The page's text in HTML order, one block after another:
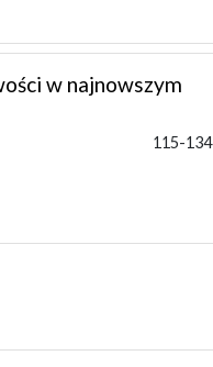
w najnowszym
115-134